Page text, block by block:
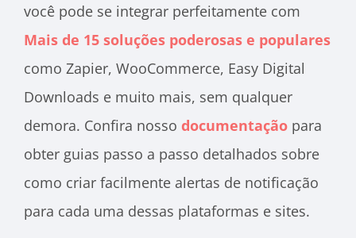
você pode se integrar perfeitamente com
Mais de 15 soluções poderosas e populares
como Zapier, WooCommerce, Easy Digital
Downloads e muito mais, sem qualquer
demora. Confira nosso documentação para
obter guias passo a passo detalhados sobre
como criar facilmente alertas de notificação
para cada uma dessas plataformas e sites.